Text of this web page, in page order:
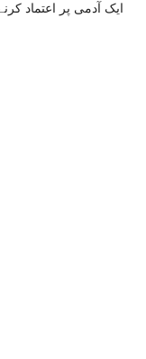
ایک آدمی پر اعتماد